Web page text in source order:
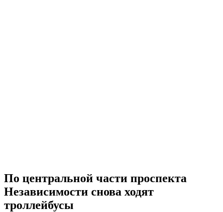
По центральной части проспекта
Независимости снова ходят
троллейбусы